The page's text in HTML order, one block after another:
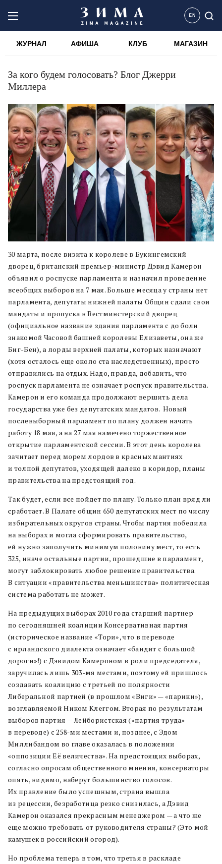
EN
ЖУРНАЛ АФИША КЛУБ МАГАЗИН
За кого будем голосовать? Блог Джерри
Миллера
30 марта, после визита к королеве в Букингемский
дворец, британский премьер-министр Дэвид Камерон
объявил о роспуске парламента и назначил проведение
всеобщих выборов на 7 мая. Больше месяца у страны нет
парламента, депутаты нижней палаты Общин сдали свои
мандаты и пропуска в Вестминстерский дворец
(официальное название здания парламента с до боли
знакомой Часовой башней королевы Елизаветы, она же
Биг-Бен), а лорды верхней палаты, которых назначают
(хотя осталось еще около ста наследственных), просто
отправились на отдых. Надо, правда, добавить, что
роспуск парламента не означает роспуск правительства.
Камерон и его команда продолжают вершить дела
государства уже без депутатских мандатов. Новый
послевыборный парламент по плану должен начать
работу 18 мая, а на 27 мая намечено торжественное
открытие парламентской сессии. В этот день королева
зачитает перед морем лордов в красных мантиях
и толпой депутатов, уходящей далеко в коридор, планы
правительства на предстоящий год.
Так будет, если все пойдет по плану. Только план вряд ли
сработает. В Палате общин 650 депутатских мест по числу
избирательных округов страны. Чтобы партия победила
на выборах и могла сформировать правительство,
ей нужно заполучить минимум половину мест, то есть
325, иначе остальные партии, прошедшие в парламент,
могут заблокировать любое решение правительства.
В ситуации «правительства меньшинства» политическая
система работать не может.
На предыдущих выборах 2010 года старший партнер
по сегодняшней коалиции Консервативная партия
(историческое название «Тори», что в переводе
с ирландского диалекта означает «бандит с большой
дороги»!) с Дэвидом Камероном в роли председателя,
заручилась лишь 303-мя местами, поэтому ей пришлось
создавать коалицию с третьей по полярности
Либеральной партией (в прошлом «Виги» — «парики»),
возглавляемой Ником Клеггом. Вторая по результатам
выборов партия — Лейбористская («партия труда»
в переводе) с 258-ми местами и, позднее, с Эдом
Миллибандом во главе оказалась в положении
«оппозиции Её величества». На предстоящих выборах,
согласно опросам общественного мнения, консерваторы
опять, видимо, наберут большинство голосов.
Их правление было успешным, страна вышла
из рецессии, безработица резко снизилась, а Дэвид
Камерон оказался прекрасным менеджером — а что же
еще можно требовать от руководителя страны? (Это мой
камушек в российский огород).
Но проблема теперь в том, что третья в раскладе